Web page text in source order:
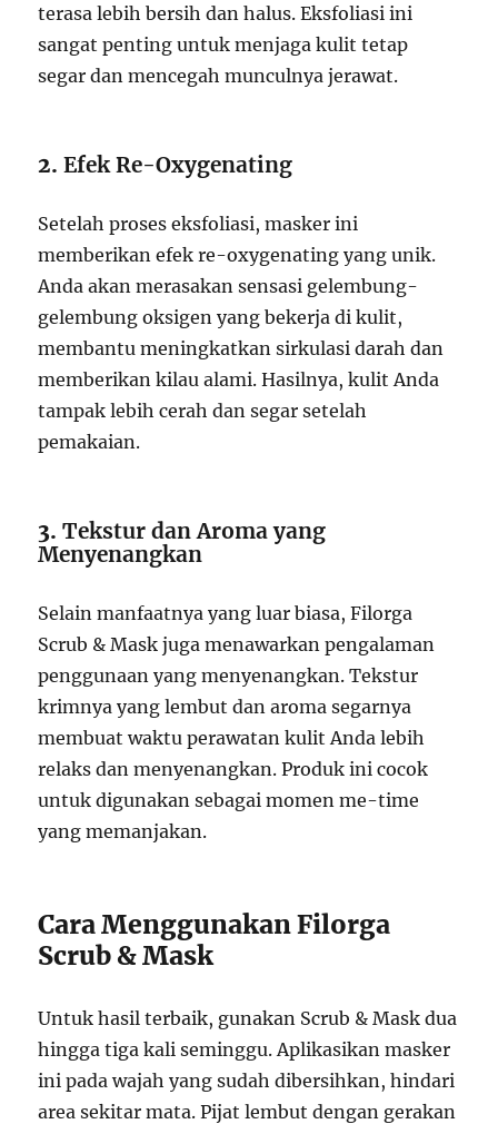
terasa lebih bersih dan halus. Eksfoliasi ini
sangat penting untuk menjaga kulit tetap
segar dan mencegah munculnya jerawat.
2.Efek Re-Oxygenating
Setelah proses eksfoliasi, masker ini
memberikan efek re-oxygenating yang unik.
Anda akan merasakan sensasi gelembung-
gelembung oksigen yang bekerja di kulit,
membantu meningkatkan sirkulasi darah dan
memberikan kilau alami. Hasilnya, kulit Anda
tampak lebih cerah dan segar setelah
pemakaian.
3.Tekstur dan Aroma yang
Menyenangkan
Selain manfaatnya yang luar biasa, Filorga
Scrub & Mask juga menawarkan pengalaman
penggunaan yang menyenangkan. Tekstur
krimnya yang lembut dan aroma segarnya
membuat waktu perawatan kulit Anda lebih
relaks dan menyenangkan. Produk ini cocok
untuk digunakan sebagai momen me-time
yang memanjakan.
Cara Menggunakan Filorga
Scrub & Mask
Untuk hasil terbaik, gunakan Scrub & Mask dua
hingga tiga kali seminggu. Aplikasikan masker
ini pada wajah yang sudah dibersihkan, hindari
area sekitar mata. Pijat lembut dengan gerakan